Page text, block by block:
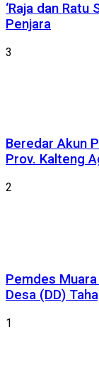
‘Raja dan Ratu
Penjara
3
Beredar Akun
Prov. Kalteng
2
Pemdes
Desa (DD)
1